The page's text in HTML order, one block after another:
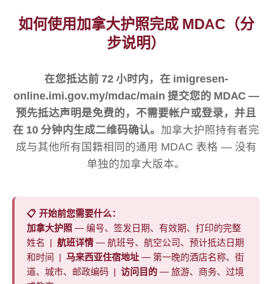
如何使用加拿大护照完成 MDAC（分
步说明）
在您抵达前 72 小时内，在 imigresen-
online.imi.gov.my/mdac/main 提交您的 MDAC —
预先抵达声明是免费的，不需要帐户或登录，并且
在 10 分钟内生成二维码确认。 加拿大护照持有者完
成与其他所有国籍相同的通用 MDAC 表格 — 没有
单独的加拿大版本。
📋 开始前您需要什么：
加拿大护照 — 编号、签发日期、有效期、打印的完整
姓名 | 航班详情 — 航班号、航空公司、预计抵达日期
和时间 | 马来西亚住宿地址 — 第一晚的酒店名称、街
道、城市、邮政编码 | 访问目的 — 旅游、商务、过境